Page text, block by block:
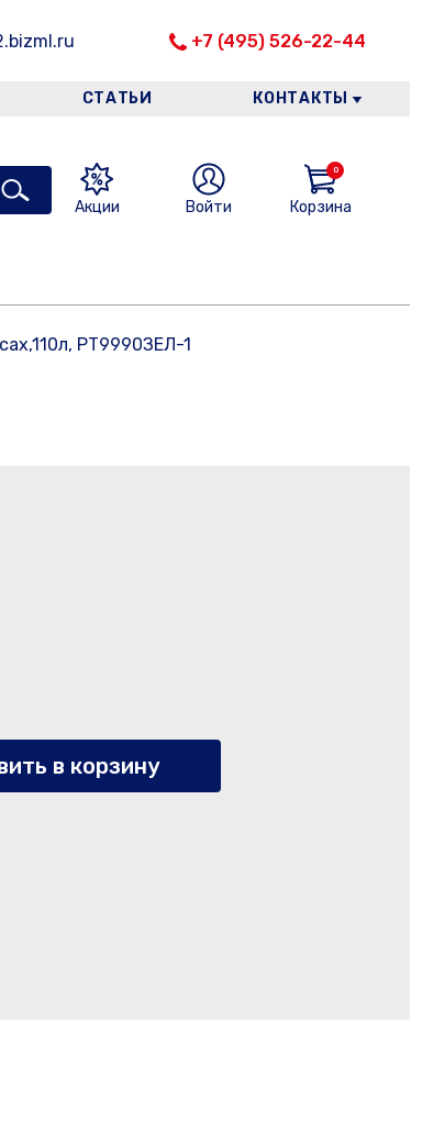
+7 (495) 526-22-44
СТАТЬИ КОНТАКТЫ
Акции Войти Корзина
0
PT9990ЗЕЛ-1
в корзину